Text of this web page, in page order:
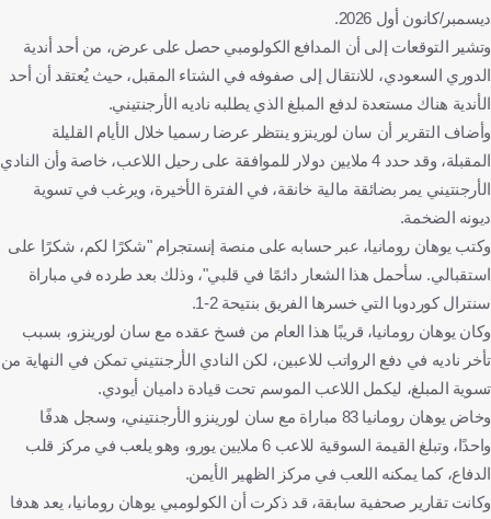
ديسمبر/كانون أول 2026.
وتشير التوقعات إلى أن المدافع الكولومبي حصل على عرض، من أحد أندية
الدوري السعودي، للانتقال إلى صفوفه في الشتاء المقبل، حيث يُعتقد أن أحد
الأندية هناك مستعدة لدفع المبلغ الذي يطلبه ناديه الأرجنتيني.
وأضاف التقرير أن سان لورينزو ينتظر عرضا رسميا خلال الأيام القليلة
المقبلة، وقد حدد 4 ملايين دولار للموافقة على رحيل اللاعب، خاصة وأن النادي
الأرجنتيني يمر بضائقة مالية خانقة، في الفترة الأخيرة، ويرغب في تسوية
ديونه الضخمة.
وكتب يوهان رومانيا، عبر حسابه على منصة إنستجرام "شكرًا لكم، شكرًا على
استقبالي. سأحمل هذا الشعار دائمًا في قلبي"، وذلك بعد طرده في مباراة
سنترال كوردوبا التي خسرها الفريق بنتيحة 2-1.
وكان يوهان رومانيا، قريبًا هذا العام من فسخ عقده مع سان لورينزو، بسبب
تأخر ناديه في دفع الرواتب للاعبين، لكن النادي الأرجنتيني تمكن في النهاية من
تسوية المبلغ، ليكمل اللاعب الموسم تحت قيادة داميان أيودي.
وخاض يوهان رومانيا 83 مباراة مع سان لورينزو الأرجنتيني، وسجل هدفًا
واحدًا، وتبلغ القيمة السوقية للاعب 6 ملايين يورو، وهو يلعب في مركز قلب
الدفاع، كما يمكنه اللعب في مركز الظهير الأيمن.
وكانت تقارير صحفية سابقة، قد ذكرت أن الكولومبي يوهان رومانيا، يعد هدفا